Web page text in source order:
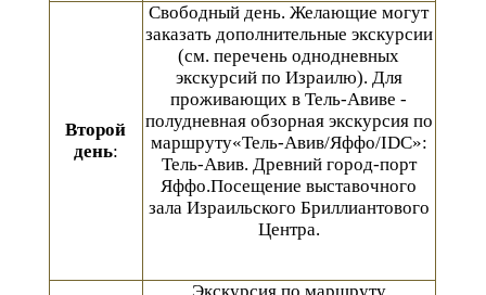
Второй
день:
Свободный день. Желающие могут
заказать дополнительные экскурсии
(см. перечень однодневных
экскурсий по Израилю). Для
проживающих в Тель-Авиве -
полудневная обзорная экскурсия по
маршруту«Тель-Авив/Яффо/IDC»:
Тель-Авив. Древний город-порт
Яффо.Посещение выставочного
зала Израильского Бриллиантового
Центра.